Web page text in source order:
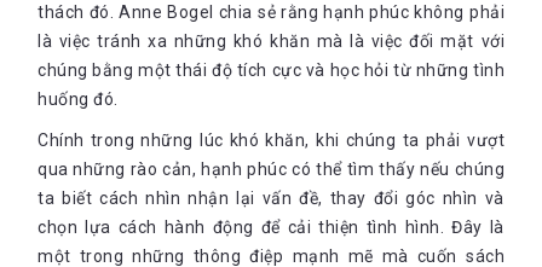
chúng ta nghĩ về bản chất của mình - sự thay đổi về cách
chúng ta dùng từ ngữ trong chỗ trống đó để mô tả bản thân -
có thể lập tức tạo ra sự thay đổi lớn trong hành động của
chúng ta. - Khi nói về suy nghĩ quá mức, chúng ta đang nói về
những thời điểm mình tiêu hao năng lượng tinh thần cho
những điều không xứng đáng. Đó là những khi chúng ta không
thể nghĩ về một điều gì khác, dù hiểu rằng mình nên suy nghĩ
về những điều quan trọng hơn. - Suy nghĩ quá mức cũng sẽ
phải đánh đổi bằng việc bỏ lỡ những cơ hội quan trọng trong
cuộc đời bạn. Năng lượng tinh thần không phải nguồn tài
nguyên vô hạn. Chúng ta có nhiều thứ phải suy nghĩ mỗi ngày
thách đó. Anne Bogel chia sẻ rằng hạnh phúc không phải
là việc tránh xa những khó khăn mà là việc đối mặt với
chúng bằng một thái độ tích cực và học hỏi từ những tình
huống đó.
Chính trong những lúc khó khăn, khi chúng ta phải vượt
qua những rào cản, hạnh phúc có thể tìm thấy nếu chúng
ta biết cách nhìn nhận lại vấn đề, thay đổi góc nhìn và
chọn lựa cách hành động để cải thiện tình hình. Đây là
một trong những thông điệp mạnh mẽ mà cuốn sách